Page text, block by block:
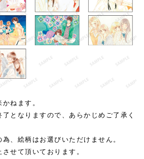
ねます。
となりますので、あらかじめご了承く
、絵柄はお選びいただけません。
せて頂いております。